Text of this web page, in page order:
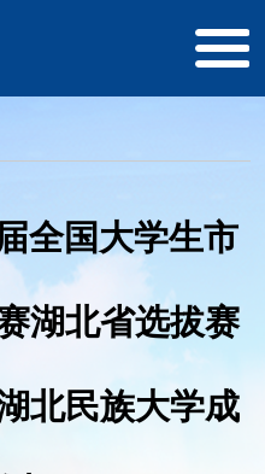
全国大学生市
湖北省选拔赛
北民族大学成